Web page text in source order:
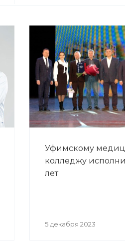
Уфимскому
колледжу
лет
5 декабря 2023